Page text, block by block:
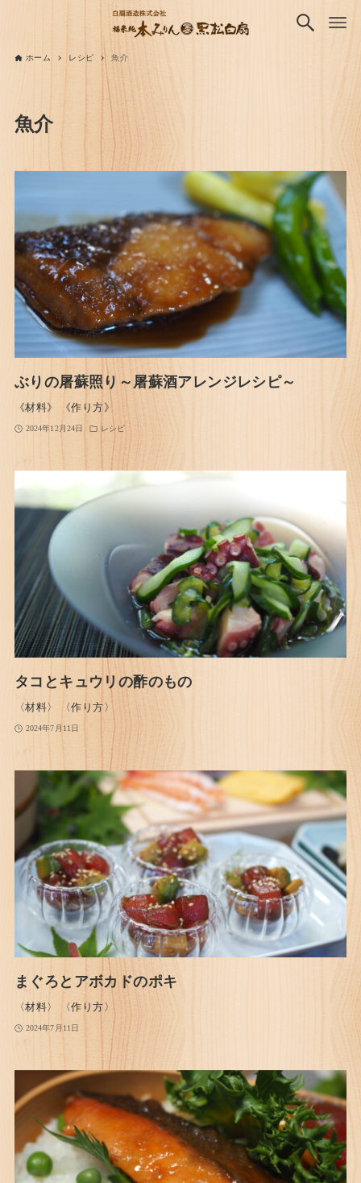
ホーム レシピ 魚介
魚介
ぶりの屠蘇照り～屠蘇酒アレンジレシピ～
《材料》 《作り方》
2024年12月24日 レシピ
タコとキュウリの酢のもの
〈材料〉 〈作り方〉
2024年7月11日
まぐろとアボカドのポキ
〈材料〉 〈作り方〉
2024年7月11日